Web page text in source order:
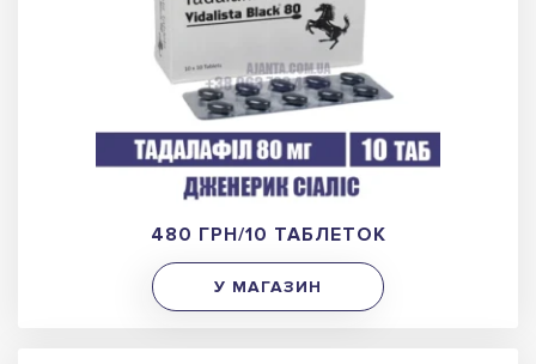
480 ГРН/10 ТАБЛЕТОК
У МАГАЗИН